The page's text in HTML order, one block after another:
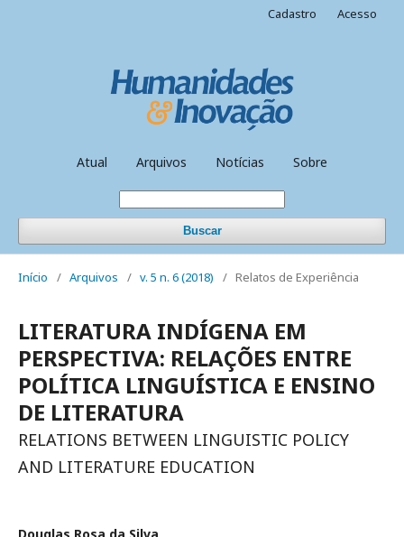
Atual Arquivos Notícias Sobre
Buscar
Cadastro Acesso
Início / Arquivos / v. 5 n. 6 (2018) / Relatos de Experiência
LITERATURA INDÍGENA EM
PERSPECTIVA: RELAÇÕES ENTRE
POLÍTICA LINGUÍSTICA E ENSINO
DE LITERATURA
RELATIONS BETWEEN LINGUISTIC POLICY
AND LITERATURE EDUCATION